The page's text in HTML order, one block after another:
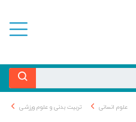
علوم انسانی تربیت بدنی و علوم ورزشی